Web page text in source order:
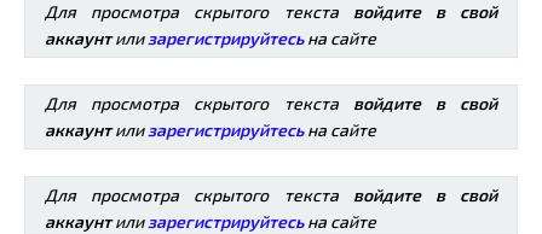
Для просмотра скрытого текста войдите в свой
аккаунтилизарегистрируйтесьна сайте
Для просмотра скрытого текста войдите в свой
аккаунтилизарегистрируйтесьна сайте
Для просмотра скрытого текста войдите в свой
аккаунтилизарегистрируйтесьна сайте